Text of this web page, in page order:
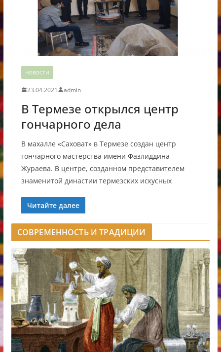
НОВОСТИ
23.04.2021 admin
В Термезе открылся центр
гончарного дела
В махалле «Саховат» в Термезе создан центр
гончарного мастерства имени Фазлиддина
Жураева. В центре, созданном представителем
знаменитой династии термезских искусных
Читайте далее
СОВРЕМЕННОСТЬ И ТРАДИЦИИ